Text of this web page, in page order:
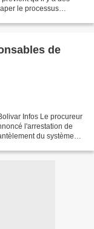
le processus
de
Infos Le procureur
l'arrestation de
du système